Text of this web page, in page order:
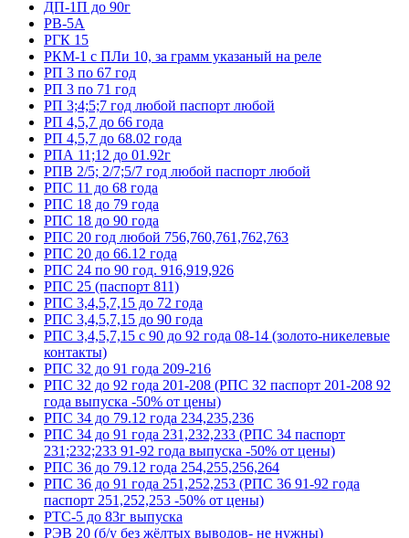
ДП-1П до 90г
РВ-5А
РГК 15
РКМ-1 с ПЛи 10, за грамм указаный на реле
РП 3 по 67 год
РП 3 по 71 год
РП 3;4;5;7 год любой паспорт любой
РП 4,5,7 до 66 года
РП 4,5,7 до 68.02 года
РПА 11;12 до 01.92г
РПВ 2/5; 2/7;5/7 год любой паспорт любой
РПС 11 до 68 года
РПС 18 до 79 года
РПС 18 до 90 года
РПС 20 год любой 756,760,761,762,763
РПС 20 до 66.12 года
РПС 24 по 90 год. 916,919,926
РПС 25 (паспорт 811)
РПС 3,4,5,7,15 до 72 года
РПС 3,4,5,7,15 до 90 года
РПС 3,4,5,7,15 с 90 до 92 года 08-14 (золото-никелевые
контакты)
РПС 32 до 91 года 209-216
РПС 32 до 92 года 201-208 (РПС 32 паспорт 201-208 92
года выпуска -50% от цены)
РПС 34 до 79.12 года 234,235,236
РПС 34 до 91 года 231,232,233 (РПС 34 паспорт
231;232;233 91-92 года выпуска -50% от цены)
РПС 36 до 79.12 года 254,255,256,264
РПС 36 до 91 года 251,252,253 (РПС 36 91-92 года
паспорт 251,252,253 -50% от цены)
РТС-5 до 83г выпуска
РЭВ 20 (б/у без жёлтых выводов- не нужны)